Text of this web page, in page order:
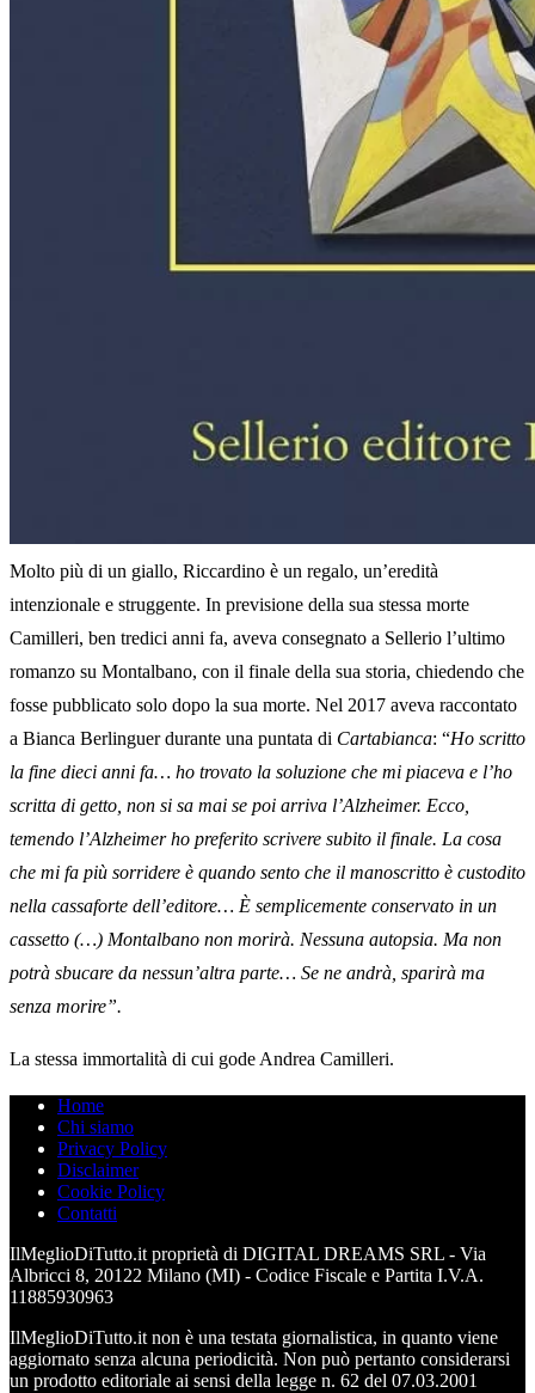
Molto più di un giallo, Riccardino è un regalo, un’eredità
intenzionale e struggente. In previsione della sua stessa morte
Camilleri, ben tredici anni fa, aveva consegnato a Sellerio l’ultimo
romanzo su Montalbano, con il finale della sua storia, chiedendo che
fosse pubblicato solo dopo la sua morte. Nel 2017 aveva raccontato
a Bianca Berlinguer durante una puntata di Cartabianca: “Ho scritto
la fine dieci anni fa… ho trovato la soluzione che mi piaceva e l’ho
scritta di getto, non si sa mai se poi arriva l’Alzheimer. Ecco,
temendo l’Alzheimer ho preferito scrivere subito il finale. La cosa
che mi fa più sorridere è quando sento che il manoscritto è custodito
nella cassaforte dell’editore… È semplicemente conservato in un
cassetto (…) Montalbano non morirà. Nessuna autopsia. Ma non
potrà sbucare da nessun’altra parte… Se ne andrà, sparirà ma
senza morire”.
La stessa immortalità di cui gode Andrea Camilleri.
Home
Chi siamo
Privacy Policy
Disclaimer
Cookie Policy
Contatti
IlMeglioDiTutto.it proprietà di DIGITAL DREAMS SRL - Via
Albricci 8, 20122 Milano (MI) - Codice Fiscale e Partita I.V.A.
11885930963
IlMeglioDiTutto.it non è una testata giornalistica, in quanto viene
aggiornato senza alcuna periodicità. Non può pertanto considerarsi
un prodotto editoriale ai sensi della legge n. 62 del 07.03.2001